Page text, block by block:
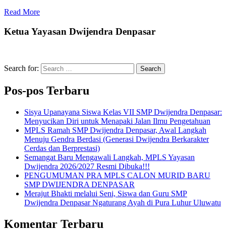
Read More
Ketua Yayasan Dwijendra Denpasar
Search for: Search
Pos-pos Terbaru
Sisya Upanayana Siswa Kelas VII SMP Dwijendra Denpasar:
Menyucikan Diri untuk Menapaki Jalan Ilmu Pengetahuan
MPLS Ramah SMP Dwijendra Denpasar, Awal Langkah
Menuju Gendra Berdasi (Generasi Dwijendra Berkarakter
Cerdas dan Berprestasi)
Semangat Baru Mengawali Langkah, MPLS Yayasan
Dwijendra 2026/2027 Resmi Dibuka!!!
PENGUMUMAN PRA MPLS CALON MURID BARU
SMP DWIJENDRA DENPASAR
Merajut Bhakti melalui Seni, Siswa dan Guru SMP
Dwijendra Denpasar Ngaturang Ayah di Pura Luhur Uluwatu
Komentar Terbaru